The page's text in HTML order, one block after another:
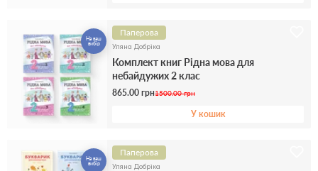
На ваш
вибір
Паперова
Уляна Добріка
Комплект книг Рідна мова для
небайдужих 2 клас
865.00 грн1500.00 грн
У кошик
На ваш
вибір
Паперова
Уляна Добріка